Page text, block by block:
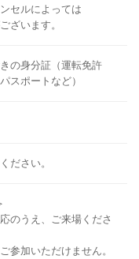
セルによっては
ざいます。
の身分証（運転免許
スポートなど）
ださい。
のうえ、ご来場くださ
参加いただけません。